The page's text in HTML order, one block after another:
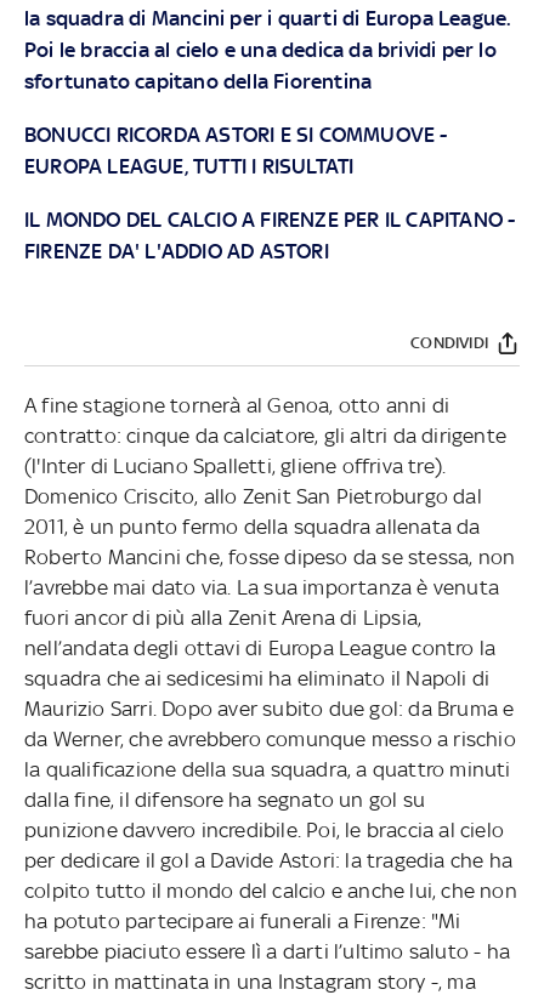
la squadra di Mancini per i quarti di Europa League.
Poi le braccia al cielo e una dedica da brividi per lo
sfortunato capitano della Fiorentina
BONUCCI RICORDA ASTORI E SI COMMUOVE -
EUROPA LEAGUE, TUTTI I RISULTATI
IL MONDO DEL CALCIO A FIRENZE PER IL CAPITANO -
FIRENZE DA' L'ADDIO AD ASTORI
CONDIVIDI
A fine stagione tornerà al Genoa, otto anni di
contratto: cinque da calciatore, gli altri da dirigente
(l'Inter di Luciano Spalletti, gliene offriva tre).
Domenico Criscito, allo Zenit San Pietroburgo dal
2011, è un punto fermo della squadra allenata da
Roberto Mancini che, fosse dipeso da se stessa, non
l’avrebbe mai dato via. La sua importanza è venuta
fuori ancor di più alla Zenit Arena di Lipsia,
nell’andata degli ottavi di Europa League contro la
squadra che ai sedicesimi ha eliminato il Napoli di
Maurizio Sarri. Dopo aver subito due gol: da Bruma e
da Werner, che avrebbero comunque messo a rischio
la qualificazione della sua squadra, a quattro minuti
dalla fine, il difensore ha segnato un gol su
punizione davvero incredibile. Poi, le braccia al cielo
per dedicare il gol a Davide Astori: la tragedia che ha
colpito tutto il mondo del calcio e anche lui, che non
ha potuto partecipare ai funerali a Firenze: "Mi
sarebbe piaciuto essere lì a darti l’ultimo saluto - ha
scritto in mattinata in una Instagram story -, ma